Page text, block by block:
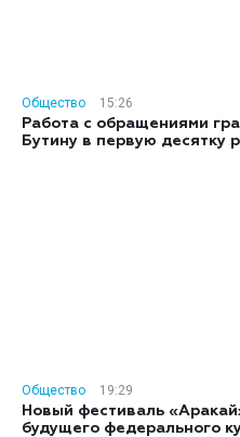
Общество
15:26
Работа с обращениями
Бутину в первую десятку
Общество
19:29
Новый фестиваль
будущего федерального